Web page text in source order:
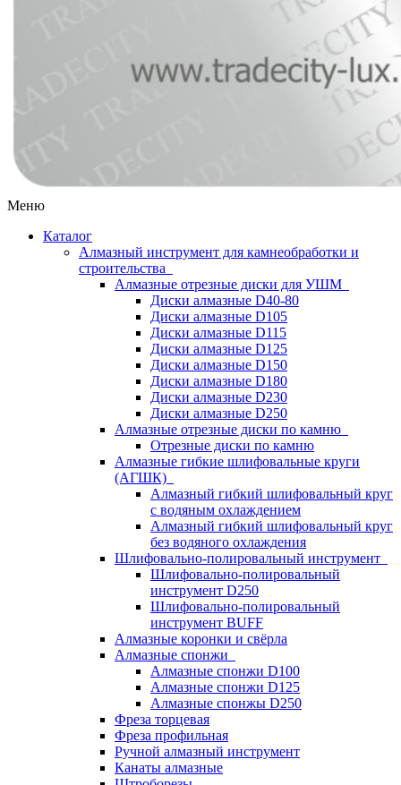
Меню
Каталог
Алмазный инструмент для камнеобработки и
строительства
Алмазные отрезные диски для УШМ
Диски алмазные D40-80
Диски алмазные D105
Диски алмазные D115
Диски алмазные D125
Диски алмазные D150
Диски алмазные D180
Диски алмазные D230
Диски алмазные D250
Алмазные отрезные диски по камню
Отрезные диски по камню
Алмазные гибкие шлифовальные круги
(АГШК)
Алмазный гибкий шлифовальный круг
с водяным охлаждением
Алмазный гибкий шлифовальный круг
без водяного охлаждения
Шлифовально-полировальный инструмент
Шлифовально-полировальный
инструмент D250
Шлифовально-полировальный
инструмент BUFF
Алмазные коронки и свёрла
Алмазные спонжи
Алмазные спонжи D100
Алмазные спонжи D125
Алмазные спонжы D250
Фреза торцевая
Фреза профильная
Ручной алмазный инструмент
Канаты алмазные